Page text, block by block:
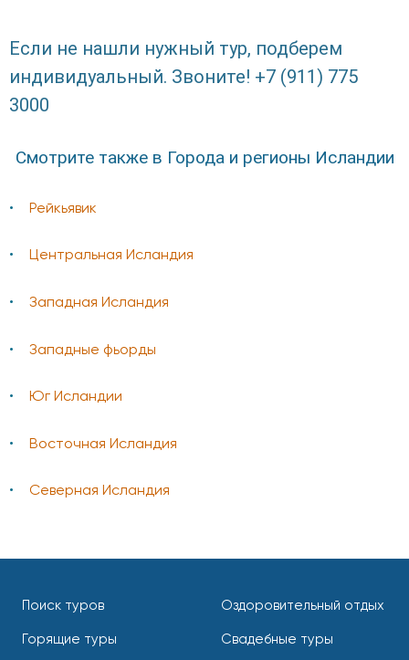
Если не нашли нужный тур, подберем
индивидуальный. Звоните! +7 (911) 775
3000
Смотрите также в Города и регионы Исландии
Рейкьявик
Центральная Исландия
Западная Исландия
Западные фьорды
Юг Исландии
Восточная Исландия
Северная Исландия
Поиск туров
Горящие туры
Оздоровительный отдых
Свадебные туры